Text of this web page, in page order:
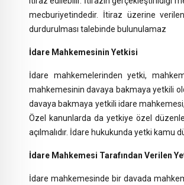
mecburiyetindedir. İtiraz üzerine
durdurulması talebinde bulunulamaz
İdare Mahkemesinin Yetkisi
İdare mahkemelerinden yetki,
mahkemesinin davaya bakmaya yetkili
davaya bakmaya yetkili idare
Özel kanunlarda da yetkiye özel
açılmalıdır. İdare hukukunda yetki
İdare Mahkemesi Tarafından Verilen
İdare mahkemesinde bir davada